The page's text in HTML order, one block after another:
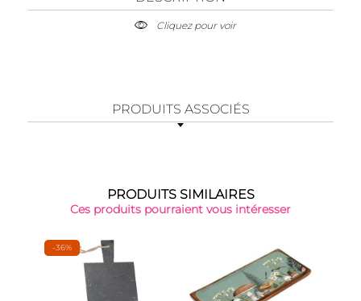
Cliquez pour voir
PRODUITS ASSOCIÉS
PRODUITS SIMILAIRES
Ces produits pourraient vous intéresser
-36%